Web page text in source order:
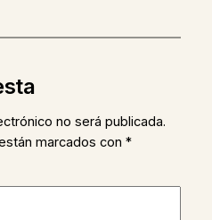
no será publicada.
marcados con *